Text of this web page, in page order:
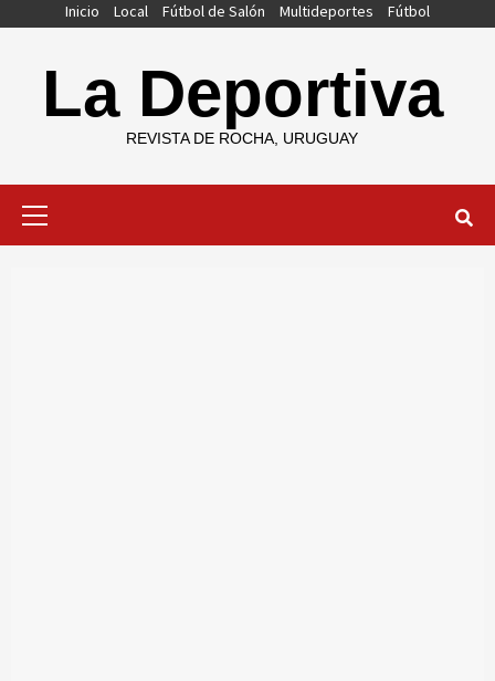
contenido
Inicio Local Fútbol de Salón Multideportes Fútbol
La Deportiva
REVISTA DE ROCHA, URUGUAY